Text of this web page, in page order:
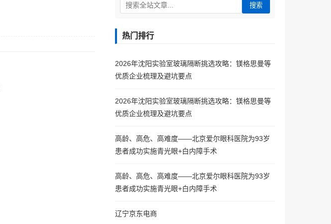
搜索
热门排行
2026年沈阳实验室玻璃隔断挑选攻略：镁格思曼等
优质企业梳理及避坑要点
2026年沈阳实验室玻璃隔断挑选攻略：镁格思曼等
优质企业梳理及避坑要点
高龄、高危、高难度——北京爱尔眼科医院为93岁
患者成功实施青光眼+白内障手术
高龄、高危、高难度——北京爱尔眼科医院为93岁
患者成功实施青光眼+白内障手术
辽宁京东电商